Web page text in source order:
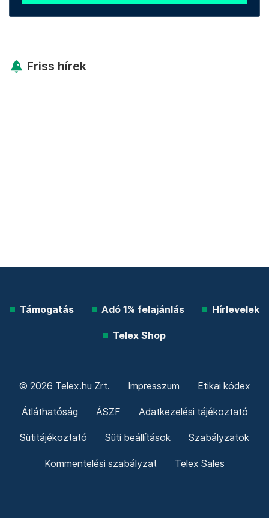
Friss hírek
Támogatás Adó 1% felajánlás Hírlevelek
Telex Shop
© 2026 Telex.hu Zrt. Impresszum Etikai kódex
Átláthatóság ÁSZF Adatkezelési tájékoztató
Sütitájékoztató Süti beállítások Szabályzatok
Kommentelési szabályzat Telex Sales